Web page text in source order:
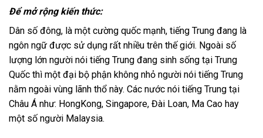
Để mở rộng kiến thức:
Dân số đông, là một cường quốc mạnh, tiếng Trung đang là
ngôn ngữ được sử dụng rất nhiều trên thế giới. Ngoài số
lượng lớn người nói tiếng Trung đang sinh sống tại Trung
Quốc thì một đại bộ phận không nhỏ người nói tiếng Trung
nằm ngoài vùng lãnh thổ này. Các nước nói tiếng Trung tại
Châu Á như: HongKong, Singapore, Đài Loan, Ma Cao hay
một số người Malaysia.